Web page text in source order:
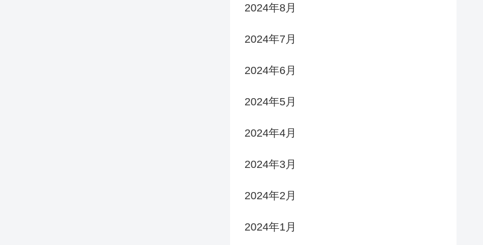
2024年8月
2024年7月
2024年6月
2024年5月
2024年4月
2024年3月
2024年2月
2024年1月